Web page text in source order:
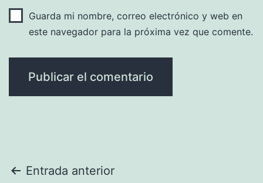
Guarda mi nombre, correo electrónico y web en
este navegador para la próxima vez que comente.
Navegación
Entrada anterior